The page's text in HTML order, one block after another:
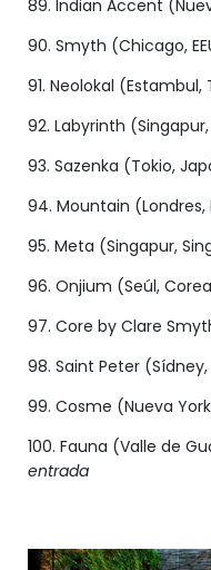
89. Indian Accent
90. Smyth (Chicago,
91. Neolokal (Estambul,
92. Labyrinth
93. Sazenka (Tokio,
94. Mountain
95. Meta (Singapur,
96. Onjium (Seúl,
97. Core by Clare
98. Saint Peter
99. Cosme (Nueva York,
100. Fauna (Valle de
entrada